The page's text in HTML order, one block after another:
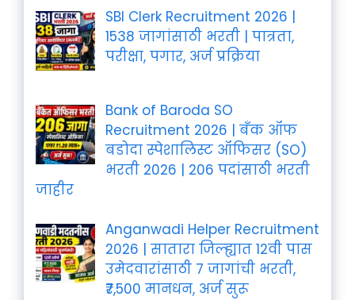
SBI Clerk Recruitment 2026 |
1538 जागांसाठी भरती | पात्रता,
परीक्षा, पगार, अर्ज प्रक्रिया
Bank of Baroda SO
Recruitment 2026 | बँक ऑफ
बडोदा स्पेशालिस्ट ऑफिसर (SO)
भरती 2026 | 206 पदांसाठी भरती
जाहीर
Anganwadi Helper Recruitment
2026 | सातारा जिल्ह्यात 12वी पास
उमेदवारांसाठी 7 जागांची भरती,
₹7,500 मानधन, अर्ज सुरू